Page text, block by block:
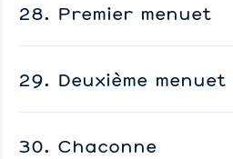
28. Premier menuet
29. Deuxième menuet
30. Chaconne